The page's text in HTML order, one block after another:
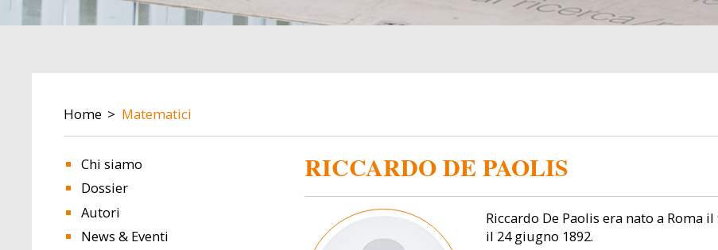
BREADCRUMB
Home Matematici
Chi siamo
Dossier
Autori
News & Eventi
RICCARDO DE PAOLIS
Image
Riccardo De Paolis era nato a Roma
il 24 giugno 1892.